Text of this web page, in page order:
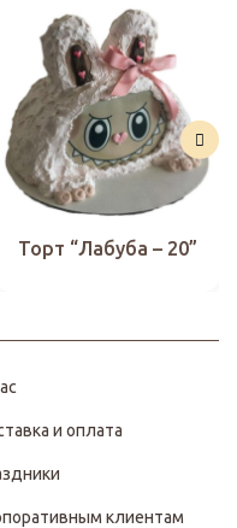
Торт “Лабуба – 20”
и оплата
клиентам